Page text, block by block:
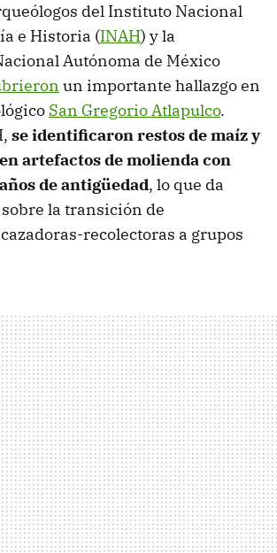
del Instituto Nacional
e Historia (INAH) y la
Autónoma de México
un importante hallazgo en
San Gregorio Atlapulco.
se identificaron restos de maíz y
artefactos de molienda con
de antigüedad, lo que da
la transición de
recolectoras a grupos